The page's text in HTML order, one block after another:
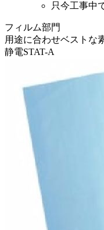
只今工事中
フィルム部門
用途に合わせベストな
静電STAT-A